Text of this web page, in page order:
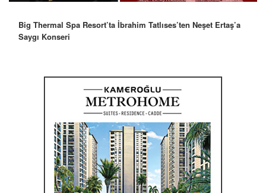
Big Thermal Spa Resort’ta İbrahim Tatlıses’ten Neşet Ertaş’a
Saygı Konseri